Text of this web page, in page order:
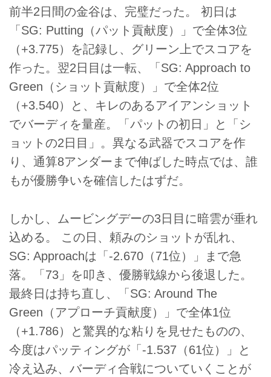
前半2日間の金谷は、完璧だった。 初日は
「SG: Putting（パット貢献度）」で全体3位
（+3.775）を記録し、グリーン上でスコアを
作った。翌2日目は一転、「SG: Approach to
Green（ショット貢献度）」で全体2位
（+3.540）と、キレのあるアイアンショット
でバーディを量産。「パットの初日」と「シ
ョットの2日目」。異なる武器でスコアを作
り、通算8アンダーまで伸ばした時点では、誰
もが優勝争いを確信したはずだ。
しかし、ムービングデーの3日目に暗雲が垂れ
込める。 この日、頼みのショットが乱れ、
SG: Approachは「-2.670（71位）」まで急
落。「73」を叩き、優勝戦線から後退した。
最終日は持ち直し、「SG: Around The
Green（アプローチ貢献度）」で全体1位
（+1.786）と驚異的な粘りを見せたものの、
今度はパッティングが「-1.537（61位）」と
冷え込み、バーディ合戦についていくことが